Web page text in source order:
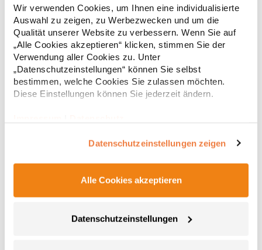
Wir verwenden Cookies, um Ihnen eine individualisierte
Auswahl zu zeigen, zu Werbezwecken und um die
Qualität unserer Website zu verbessern. Wenn Sie auf
„Alle Cookies akzeptieren“ klicken, stimmen Sie der
Verwendung aller Cookies zu. Unter
„Datenschutzeinstellungen“ können Sie selbst
bestimmen, welche Cookies Sie zulassen möchten.
Diese Einstellungen können Sie jederzeit ändern.
Datenschutzeinstellungen zeigen
Alle Cookies akzeptieren
Datenschutzeinstellungen
Details mit Zwillingsnadelstich Raglan-Ärmel in Kontrastfarbe
Kapuze aus doppeltem Material Flache Zugbänder in
Kontrastfarbe Kängurutasche mit kleiner Öffnung zum
Durchführen von Ohrhörerkabeln Verborgene Schlaufen für
Ohrhörer Bündchen und Saum gerippt Weiches Material mit
Baumwolloberfläche Einfach heraustrennbares Etikett
ermöglicht die Änderung der Marke Grammatur: 280
g/m²Materialzusammensetzung: 80% Baumwolle /
20%PolyesterAngaben zur Produktsicherheit: Herst.-Nr.: JH009
Hersteller: Norty B.V., Kingsfordweg 151, 1043GR Amsterdam
* Preise inkl. gesetzlicher Mwst. +Versandkosten *